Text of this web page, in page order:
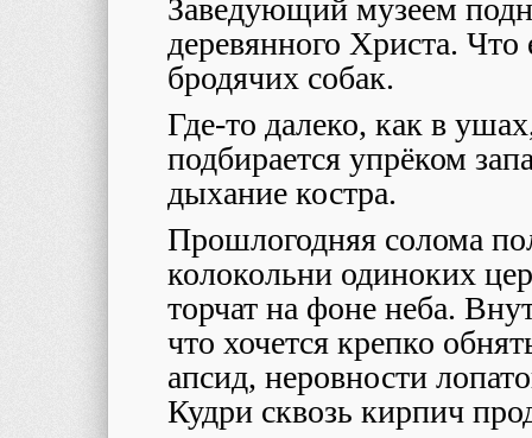
Заведующий музеем
деревянного Христа.
бродячих собак.
Где-то далеко, как в
подбирается упрёком
дыхание костра.
Прошлогодняя солома
колокольни одиноких
торчат на фоне неба.
что хочется крепко
апсид, неровности
Кудри сквозь кирпич